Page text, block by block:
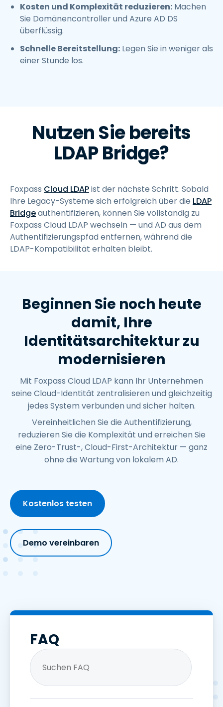
Kosten und Komplexität reduzieren: Machen
Sie Domänencontroller und Azure AD DS
überflüssig.
Schnelle Bereitstellung: Legen Sie in weniger als
einer Stunde los.
Nutzen Sie bereits
LDAP Bridge?
Foxpass Cloud LDAPist der nächste Schritt. Sobald
Ihre Legacy-Systeme sich erfolgreich über die LDAP
Bridgeauthentifizieren, können Sie vollständig zu
Foxpass Cloud LDAP wechseln — und AD aus dem
Authentifizierungspfad entfernen, während die
LDAP-Kompatibilität erhalten bleibt.
Beginnen Sie noch heute
damit, Ihre
Identitätsarchitektur zu
modernisieren
Mit Foxpass Cloud LDAP kann Ihr Unternehmen
seine Cloud-Identität zentralisieren und gleichzeitig
jedes System verbunden und sicher halten.
Vereinheitlichen Sie die Authentifizierung,
reduzieren Sie die Komplexität und erreichen Sie
eine Zero-Trust-, Cloud-First-Architektur — ganz
ohne die Wartung von lokalem AD.
Kostenlos testen
Demo vereinbaren
FAQ